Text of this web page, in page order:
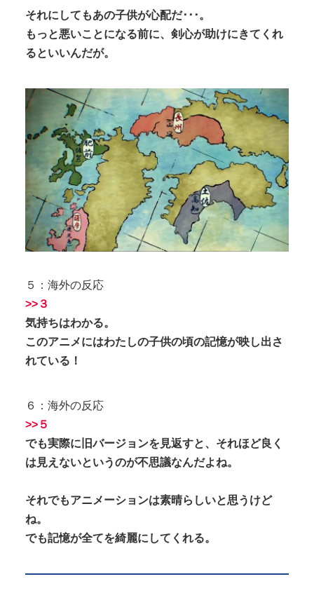
それにしてもあの子供が心配だ･･･。
もっと悪いことになる前に、剣心が助けにきてくれ
るといいんだが。
５：海外の反応
>>３
気持ちはわかる。
このアニメにはわたしの子供の頃の記憶が映し出さ
れている！
６：海外の反応
>>５
でも実際に旧バージョンを見返すと、それほど良く
は見えないというのが不思議なんだよね。
それでもアニメーションは素晴らしいと思うけど
ね。
でも記憶が全てを綺麗にしてくれる。